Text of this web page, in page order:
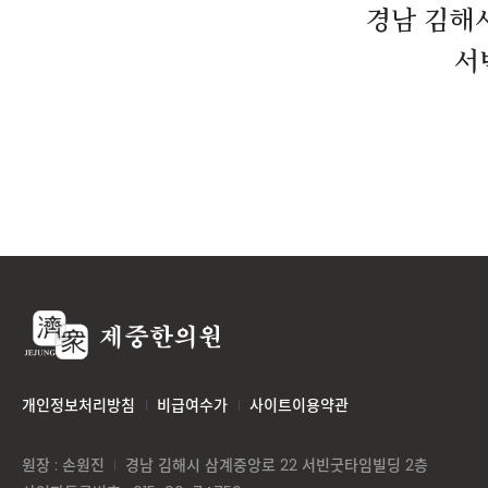
경남 김해
서
개인정보처리방침 비급여수가 사이트이용약관
원장 : 손원진
경남 김해시 삼계중앙로 22 서빈굿타임빌딩 2층